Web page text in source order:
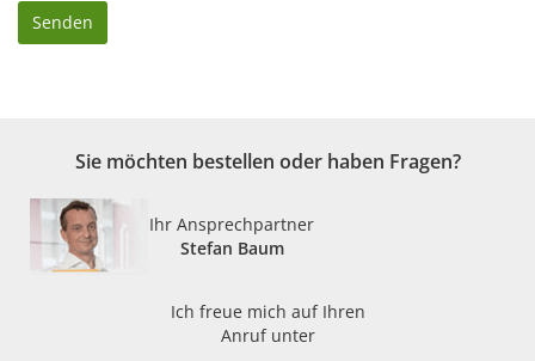
Sie möchten bestellen oder haben Fragen?
Ihr Ansprechpartner
Stefan Baum
Ich freue mich auf Ihren
Anruf unter